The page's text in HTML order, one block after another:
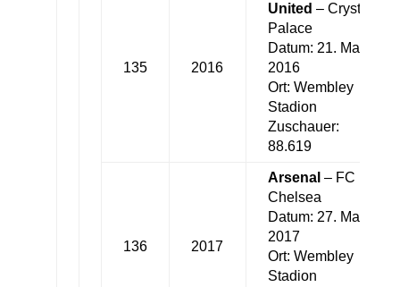
135 2016
United – Crystal
Palace
Datum: 21. Mai
2016
Ort: Wembley
Stadion
Zuschauer:
88.619
136 2017
Arsenal – FC
Chelsea
Datum: 27. Mai
2017
Ort: Wembley
Stadion